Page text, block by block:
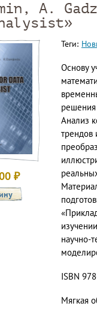
A.
₽
Теги:
Основу
решения
Анализ
трендов
научно-
ISBN
Мягкая